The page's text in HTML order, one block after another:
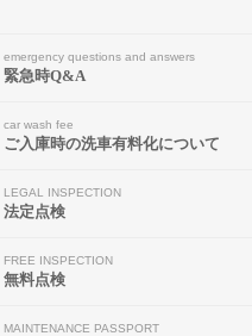
emergency questions and answers
緊急時Q&A
car wash fee
ご入庫時の洗車有料化について
LEGAL INSPECTION
法定点検
FREE INSPECTION
無料点検
MAINTENANCE PASSPORT